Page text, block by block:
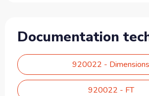
Documentation
920022 - Dimensions
920022 - FT